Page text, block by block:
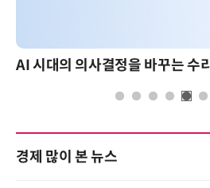
경제 많이 본 뉴스